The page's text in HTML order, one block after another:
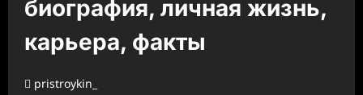
биография, личная жизнь,
карьера, факты
pristroykin_